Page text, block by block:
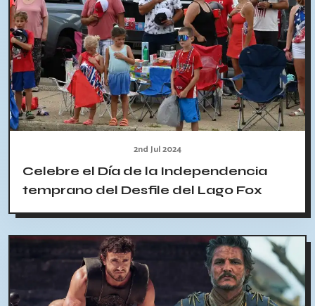
2nd Jul 2024
Celebre el Día de la Independencia
temprano del Desfile del Lago Fox